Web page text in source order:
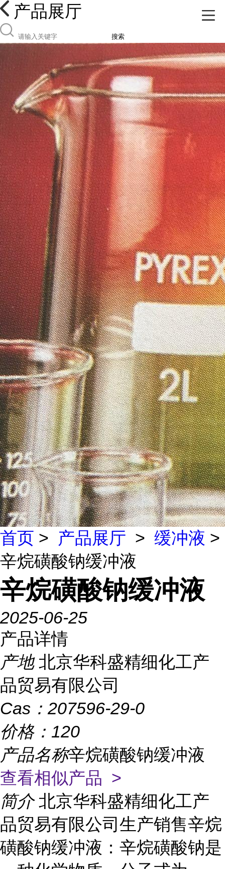
产品展厅
搜索
首页 > 产品展厅 > 缓冲液 >
辛烷磺酸钠缓冲液
辛烷磺酸钠缓冲液
2025-06-25
产品详情
产地 北京华科盛精细化工产
品贸易有限公司
Cas： 207596-29-0
价格： 120
产品名称辛烷磺酸钠缓冲液
查看相似产品 >
简介 北京华科盛精细化工产
品贸易有限公司生产销售辛烷
磺酸钠缓冲液：辛烷磺酸钠是